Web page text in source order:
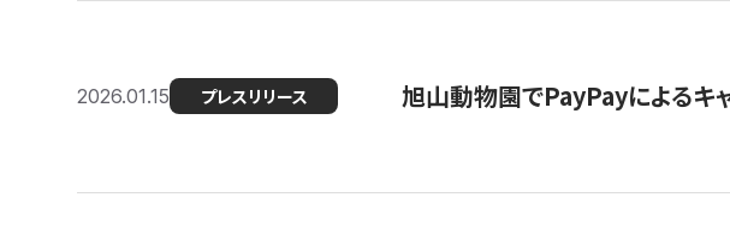
2026.01.15 プレスリリース 旭山動物園でPayPayによるキ